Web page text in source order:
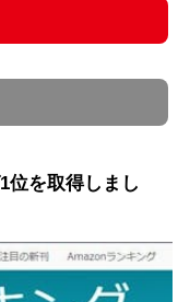
位を取得しまし